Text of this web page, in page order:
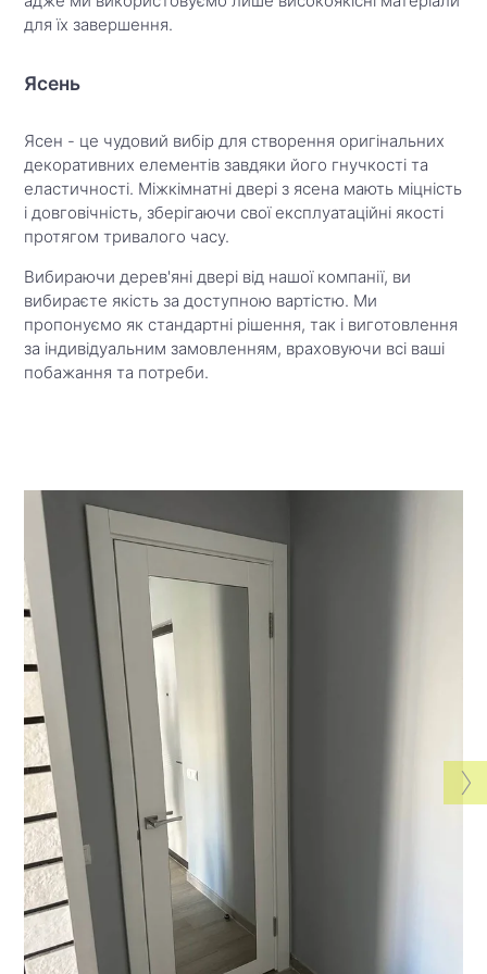
для їх завершення.
Ясень
Ясен - це чудовий вибір для створення оригінальних
декоративних елементів завдяки його гнучкості та
еластичності. Міжкімнатні двері з ясена мають міцність
і довговічність, зберігаючи свої експлуатаційні якості
протягом тривалого часу.
Вибираючи дерев'яні двері від нашої компанії, ви
вибираєте якість за доступною вартістю. Ми
пропонуємо як стандартні рішення, так і виготовлення
за індивідуальним замовленням, враховуючи всі ваші
побажання та потреби.